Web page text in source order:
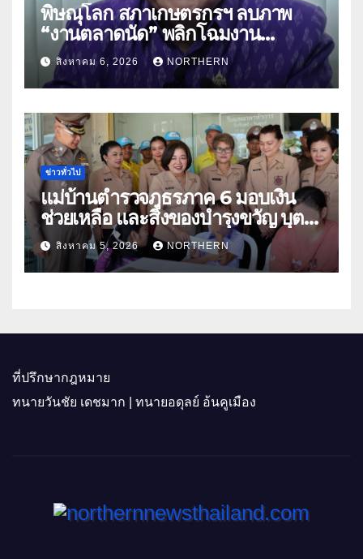
พิษณุโลก สภาเกษตรกรฯ ลบภาพ
“งานตลาดนัด” พลิกโฉมงาน
“เกษตรรุ่งเรืองเมืองสองแคว 69” มุ่ง
ประโยชน์เกษตรกร ดึงนวัตกรรม-จับ
คู่ธุรกิจดันสินค้าเกษตรสู่สากล (คลิป)
สิงหาคม 6, 2026 NORTHERN
ข่าวทั่วไป
แม่บ้านตำรวจภูธรภาค 6 มอบเงิน
ช่วยเหลือ และสิ่งของบำรุงขวัญ บุตร-
ธิดา ข้าราชการตำรวจจังหวัด
อุทัยธานี
สิงหาคม 5, 2026 NORTHERN
ที่ปรึกษากฎหมาย
ทนายวันชัย เดชมาก | ทนายอดุลย์ อ้นคูเมือง